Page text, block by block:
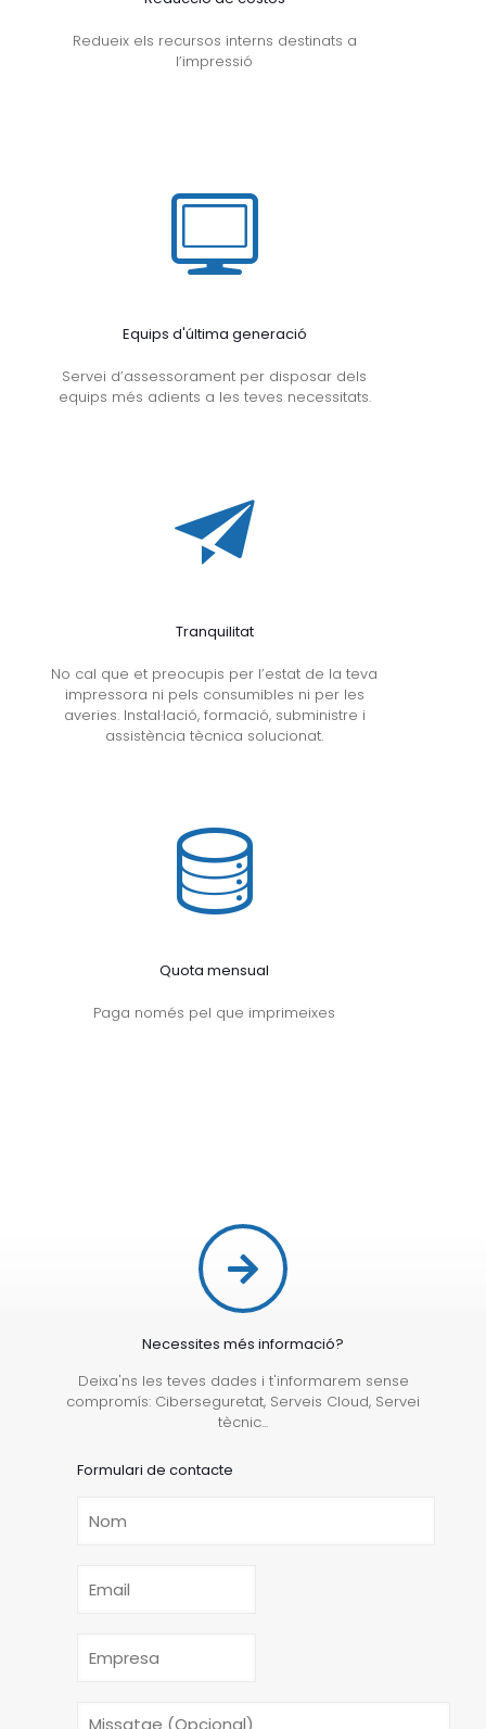
Redueix els recursos interns destinats a
l’impressió
Equips d'última generació
Servei d’assessorament per disposar dels
equips més adients a les teves necessitats.
Tranquilitat
No cal que et preocupis per l’estat de la teva
impressora ni pels consumibles ni per les
averies. Instal·lació, formació, subministre i
assistència tècnica solucionat.
Quota mensual
Paga només pel que imprimeixes
Necessites més informació?
Deixa'ns les teves dades i t'informarem sense
compromís: Ciberseguretat, Serveis Cloud, Servei
tècnic...
Formulari de contacte